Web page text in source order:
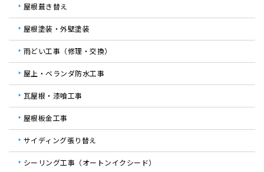
屋根葺き替え
屋根塗装・外壁塗装
雨どい工事（修理・交換）
屋上・ベランダ防水工事
瓦屋根・漆喰工事
屋根板金工事
サイディング張り替え
シーリング工事（オートンイクシード）